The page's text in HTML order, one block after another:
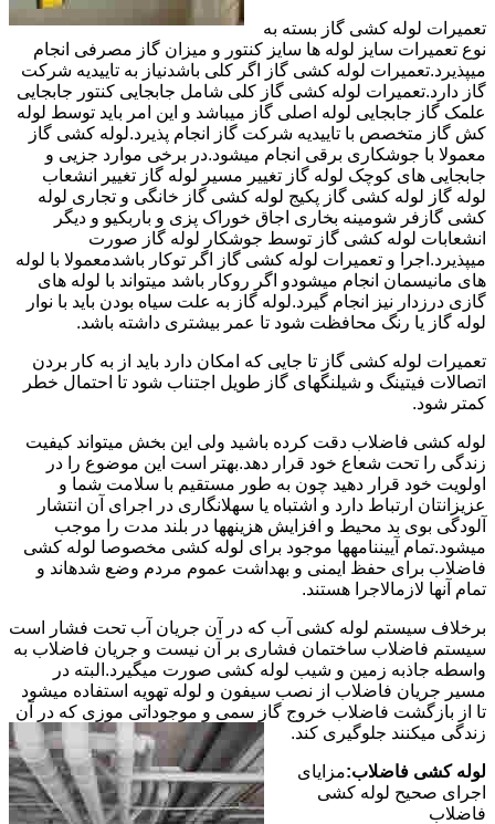
تعمیرات لوله کشی گاز بسته به
نوع تعمیرات سایز لوله ها سایز کنتور و میزان گاز مصرفی انجام
میپذیرد.تعمیرات لوله کشی گاز اگر کلی باشدنیاز به تاییدیه شرکت
گاز دارد.تعمیرات لوله کشی گاز کلی شامل جابجایی کنتور جابجایی
علمک گاز جابجایی لوله اصلی گاز میباشد و این امر باید توسط لوله
کش گاز متخصص با تاییدیه شرکت گاز انجام پذیرد.لوله کشی گاز
معمولا با جوشکاری برقی انجام میشود.در برخی موارد جزیی و
جابجایی های کوچک لوله گاز تغییر مسیر لوله گاز تغییر انشعاب
لوله گاز لوله کشی گاز پکیج لوله کشی گاز خانگی و تجاری لوله
کشی گازفر شومینه بخاری اجاق خوراک پزی و باربکیو و دیگر
انشعابات لوله کشی گاز توسط جوشکار لوله گاز صورت
میپذیرد.اجرا و تعمیرات لوله کشی گاز اگر توکار باشدمعمولا با لوله
های مانیسمان انجام میشودو اگر روکار باشد میتواند با لوله های
گازی درزدار نیز انجام گیرد.لوله گاز به علت سیاه بودن باید با نوار
لوله گاز یا رنگ محافظت شود تا عمر بیشتری داشته باشد.
تعمیرات لوله کشی گاز تا جایی که امکان دارد باید از به کار بردن
اتصالات فیتینگ و شیلنگهای گاز طویل اجتناب شود تا احتمال خطر
کمتر شود.
لوله کشی فاضلاب دقت کرده باشید ولی این بخش میتواند کیفیت
زندگی را تحت شعاع خود قرار دهد.بهتر است این موضوع را در
اولویت خود قرار دهید چون به طور مستقیم با سلامت شما و
عزیزانتان ارتباط دارد و اشتباه یا سهلانگاری در اجرای آن انتشار
آلودگی بوی بد محیط و افزایش هزینهها در بلند مدت را موجب
میشود.تمام آییننامهها موجود برای لوله کشی مخصوصا لوله کشی
فاضلاب برای حفظ ایمنی و بهداشت عموم مردم وضع شدهاند و
تمام آنها لازمالاجرا هستند.
برخلاف سیستم لوله کشی آب که در آن جریان آب تحت فشار است
سیستم فاضلاب ساختمان فشاری بر آن نیست و جریان فاضلاب به
واسطه جاذبه زمین و شیب لوله کشی صورت میگیرد.البته در
مسیر جریان فاضلاب از نصب سیفون و لوله تهویه استفاده میشود
تا از بازگشت فاضلاب خروج گاز سمی و موجوداتی موزی که در آن
زندگی میکنند جلوگیری کند.
لوله کشی فاضلاب:مزایای
اجرای صحیح لوله کشی
فاضلاب